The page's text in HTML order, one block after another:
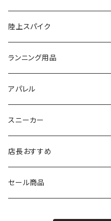
FOOTMAX（フットマックス）
SIDAS（シダス）
MIZUNO（ミズノ）
THE NORTH FACE
SPRINTS
VIKING（ヴィーキング）
adidas
THE NORTH FACE
asics
YONEX
MIZUNO
new balance
PUMA
HYBEX
VIKING
YONEX
On
VIKING
陸上スパイク
asics
adidas
MIZUNO
ランニング用品
インソール
シダス
ソックス
FOOTMAX
NISHI
ポーチ
SAYSKY
キャップ
アパレル
SAYSKY
THE NORTH FACE
スニーカー
THE NORTH FACE
店長おすすめ
セール商品